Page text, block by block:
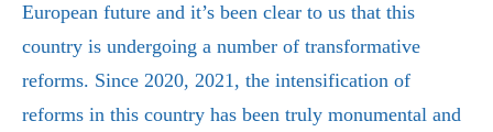
European future and it’s been clear to us that this
country is undergoing a number of transformative
reforms. Since 2020, 2021, the intensification of
reforms in this country has been truly monumental and